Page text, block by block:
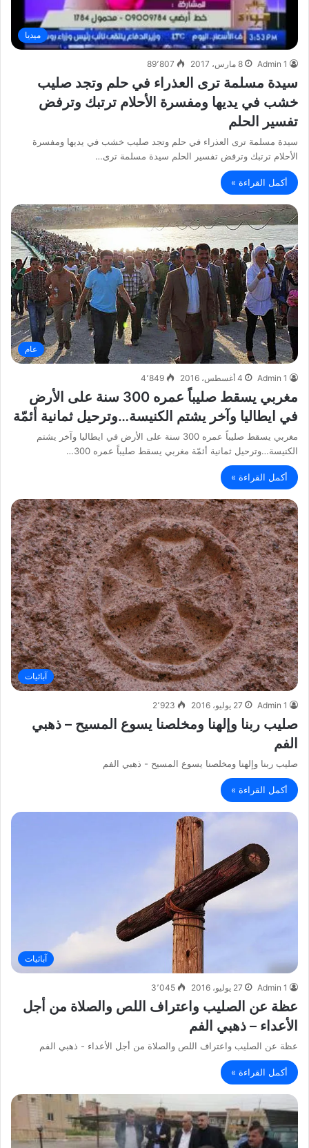
ميديا
Admin 1 8 مارس، 2017 89٬807
سيدة مسلمة ترى العذراء في حلم وتجد صليب
خشب في يديها ومفسرة الأحلام ترتبك وترفض
تفسير الحلم
سيدة مسلمة ترى العذراء في حلم وتجد صليب خشب في يديها ومفسرة
الأحلام ترتبك وترفض تفسير الحلم سيدة مسلمة ترى…
أكمل القراءة »
عام
Admin 1 4 أغسطس، 2016 4٬849
مغربي يسقط صليباً عمره 300 سنة على الأرض
في ايطاليا وآخر يشتم الكنيسة…وترحيل ثمانية أئمّة
مغربي يسقط صليباً عمره 300 سنة على الأرض في ايطاليا وآخر يشتم
الكنيسة…وترحيل ثمانية أئمّة مغربي يسقط صليباً عمره 300…
أكمل القراءة »
آبائيات
Admin 1 27 يوليو، 2016 2٬923
صليب ربنا وإلهنا ومخلصنا يسوع المسيح – ذهبي
الفم
صليب ربنا وإلهنا ومخلصنا يسوع المسيح - ذهبي الفم
أكمل القراءة »
آبائيات
Admin 1 27 يوليو، 2016 3٬045
عظة عن الصليب واعتراف اللص والصلاة من أجل
الأعداء – ذهبي الفم
عظة عن الصليب واعتراف اللص والصلاة من أجل الأعداء - ذهبي الفم
أكمل القراءة »